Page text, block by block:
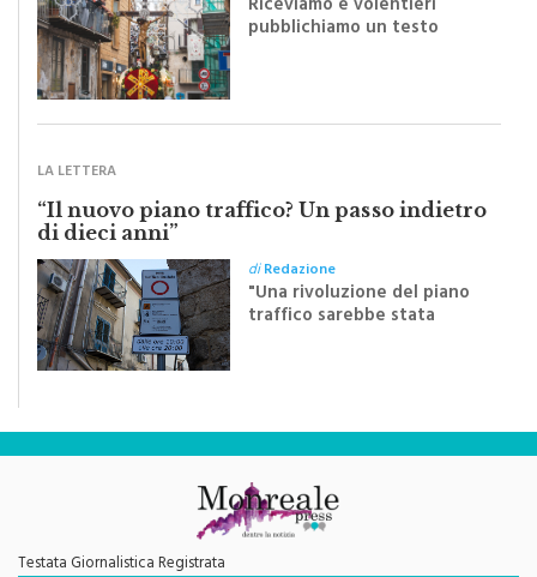
diRedazione
Riceviamo e volentieri
Sapienza all'indomani della
LA LETTERA
“Il nuovo piano traffico? Un passo indietro
di dieci anni”
diRedazione
"Una rivoluzione del piano